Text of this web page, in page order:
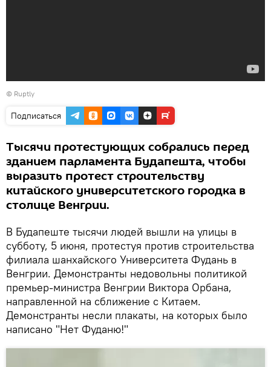
© Ruptly
Подписаться
Тысячи протестующих собрались перед
зданием парламента Будапешта, чтобы
выразить протест строительству
китайского университетского городка в
столице Венгрии.
В Будапеште тысячи людей вышли на улицы в
субботу, 5 июня, протестуя против строительства
филиала шанхайского Университета Фудань в
Венгрии. Демонстранты недовольны политикой
премьер-министра Венгрии Виктора Орбана,
направленной на сближение с Китаем.
Демонстранты несли плакаты, на которых было
написано "Нет Фуданю!"